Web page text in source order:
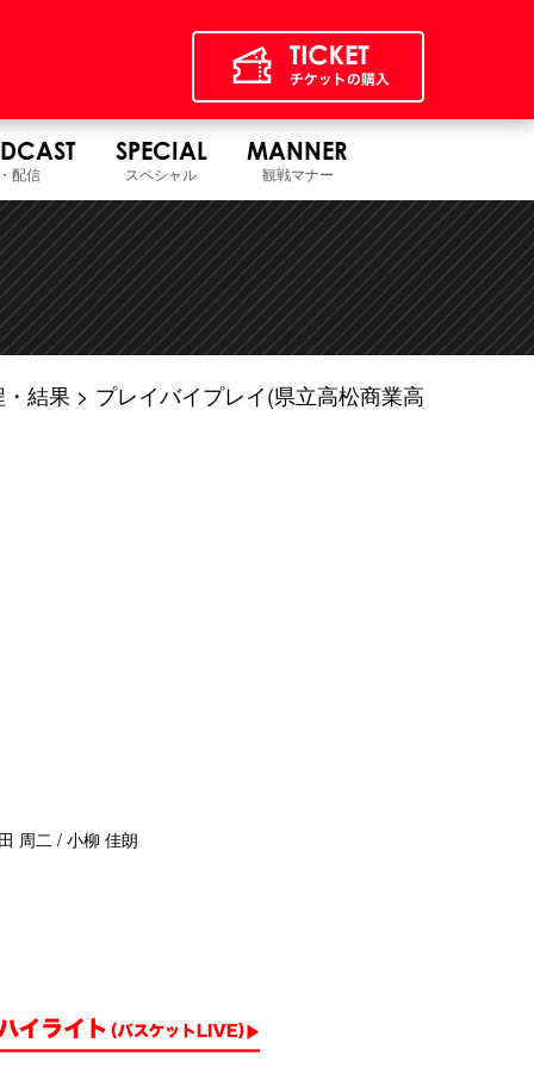
配信
SPECIAL
スペシャル
MANNER
観戦マナー
・結果
プレイバイプレイ(県立高松商業高
周二 / 小柳 佳朗